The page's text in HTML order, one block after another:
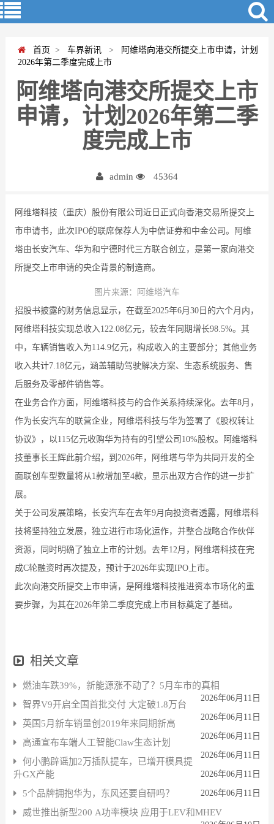
首页 > 车界新讯 >
阿维塔向港交所提交上市申请，计划
2026年第二季度完成上市
阿维塔向港交所提交上市
申请，计划2026年第二季
度完成上市
admin 45364
阿维塔科技（重庆）股份有限公司近日正式向香港交易所提交上
市申请书，此次IPO的联席保荐人为中信证券和中金公司。阿维
塔由长安汽车、华为和宁德时代三方联合创立，是第一家向港交
所提交上市申请的央企背景的制造商。
图片来源：阿维塔汽车
招股书披露的财务信息显示，在截至2025年6月30日的六个月内，
阿维塔科技实现总收入122.08亿元，较去年同期增长98.5%。其
中，车辆销售收入为114.9亿元，构成收入的主要部分；其他业务
收入共计7.18亿元，涵盖辅助驾驶解决方案、生态系统服务、售
后服务及零部件销售等。
在业务合作方面，阿维塔科技与的合作关系持续深化。去年8月，
作为长安汽车的联营企业，阿维塔科技与华为签署了《股权转让
协议》，以115亿元收购华为持有的引望公司10%股权。阿维塔科
技董事长王辉此前介绍，到2026年，阿维塔与华为共同开发的全
面联创车型数量将从1款增加至4款，显示出双方合作的进一步扩
展。
关于公司发展策略，长安汽车在去年9月向投资者透露，阿维塔科
技将坚持独立发展，独立进行市场化运作，并整合战略合作伙伴
资源，同时明确了独立上市的计划。去年12月，阿维塔科技在完
成C轮融资时再次提及，预计于2026年实现IPO上市。
此次向港交所提交上市申请，是阿维塔科技推进资本市场化的重
要步骤，为其在2026年第二季度完成上市目标奠定了基础。
相关文章
燃油车跌39%，新能源涨不动了？5月车市的真相
2026年06月11日
智界V9开启全国首批交付 大定破1.8万台
2026年06月11日
英国5月新车销量创2019年来同期新高
2026年06月11日
高通宣布车端人工智能Claw生态计划
2026年06月11日
何小鹏辟谣加2万插队提车，已增开模具提
升GX产能
2026年06月11日
5个品牌拥抱华为，东风还要自研吗？ 2026年06月11日
威世推出新型200 A功率模块 应用于LEV和MHEV